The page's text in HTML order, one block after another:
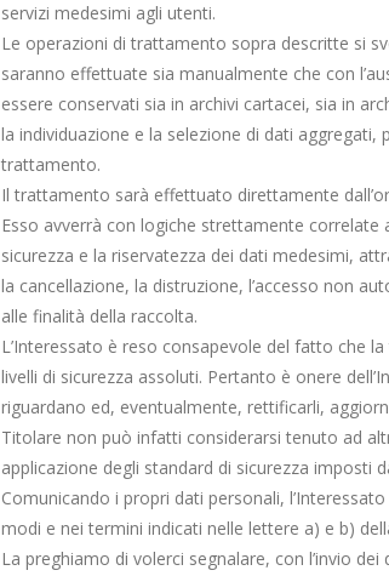
servizi medesimi agli utenti.
Le operazioni di trattamento sopra descritte si
saranno effettuate sia manualmente che con
essere conservati sia in archivi cartacei, sia in
la individuazione e la selezione di dati
trattamento.
Il trattamento sarà effettuato direttamente
Esso avverrà con logiche strettamente
sicurezza e la riservatezza dei dati medesimi,
la cancellazione, la distruzione, l’accesso non
alle finalità della raccolta.
L’Interessato è reso consapevole del fatto che
livelli di sicurezza assoluti. Pertanto è onere
riguardano ed, eventualmente, rettificarli,
Titolare non può infatti considerarsi tenuto ad
applicazione degli standard di sicurezza imposti
Comunicando i propri dati personali,
modi e nei termini indicati nelle lettere a) e b)
La preghiamo di volerci segnalare, con l’invio